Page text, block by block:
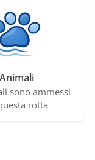
Animali
sono ammessi
rotta